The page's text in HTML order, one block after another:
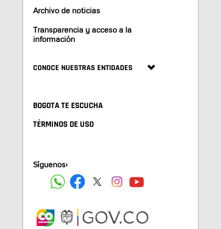
Archivo de noticias
Transparencia y acceso a la
información
CONOCE NUESTRAS ENTIDADES
BOGOTA TE ESCUCHA
TÉRMINOS DE USO
Síguenos: